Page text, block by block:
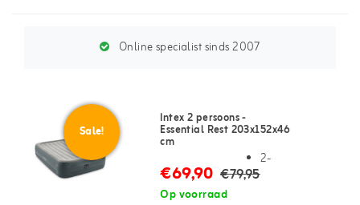
Online specialist sinds 2007
Sale!
Intex 2 persoons -
Essential Rest 203x152x46
cm
€69,90 €79,95
Op voorraad
2-